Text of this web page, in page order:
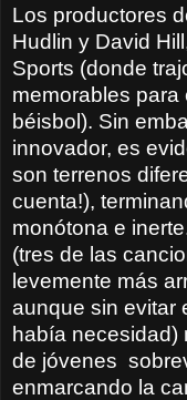
Los productores
Hudlin y David
Sports (donde
memorables para
béisbol). Sin
innovador, es
son terrenos
cuenta!),
monótona e
(tres de las
levemente más
aunque sin evitar
había necesidad)
de jóvenes
enmarcando la